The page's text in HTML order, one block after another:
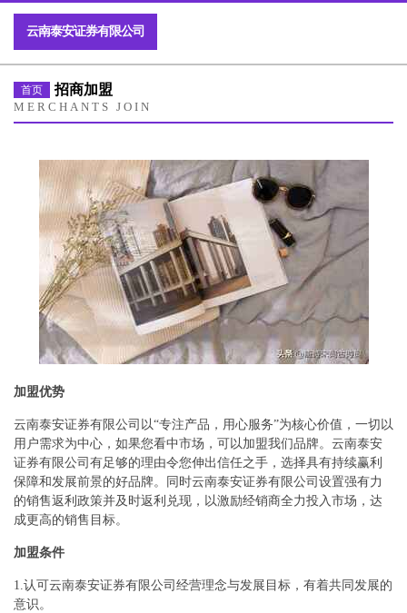
云南泰安证券有限公司
首页 招商加盟
MERCHANTS JOIN
加盟优势
云南泰安证券有限公司以“专注产品，用心服务”为核心价值，一切以
用户需求为中心，如果您看中市场，可以加盟我们品牌。云南泰安
证券有限公司有足够的理由令您伸出信任之手，选择具有持续赢利
保障和发展前景的好品牌。同时云南泰安证券有限公司设置强有力
的销售返利政策并及时返利兑现，以激励经销商全力投入市场，达
成更高的销售目标。
加盟条件
1.认可云南泰安证券有限公司经营理念与发展目标，有着共同发展的
意识。